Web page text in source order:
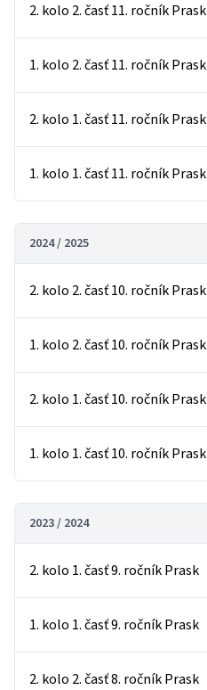
2. kolo 2. časť 11. ročník Prask
1. kolo 2. časť 11. ročník Prask
2. kolo 1. časť 11. ročník Prask
1. kolo 1. časť 11. ročník Prask
2024 / 2025
2. kolo 2. časť 10. ročník Prask
1. kolo 2. časť 10. ročník Prask
2. kolo 1. časť 10. ročník Prask
1. kolo 1. časť 10. ročník Prask
2023 / 2024
2. kolo 1. časť 9. ročník Prask
1. kolo 1. časť 9. ročník Prask
2. kolo 2. časť 8. ročník Prask